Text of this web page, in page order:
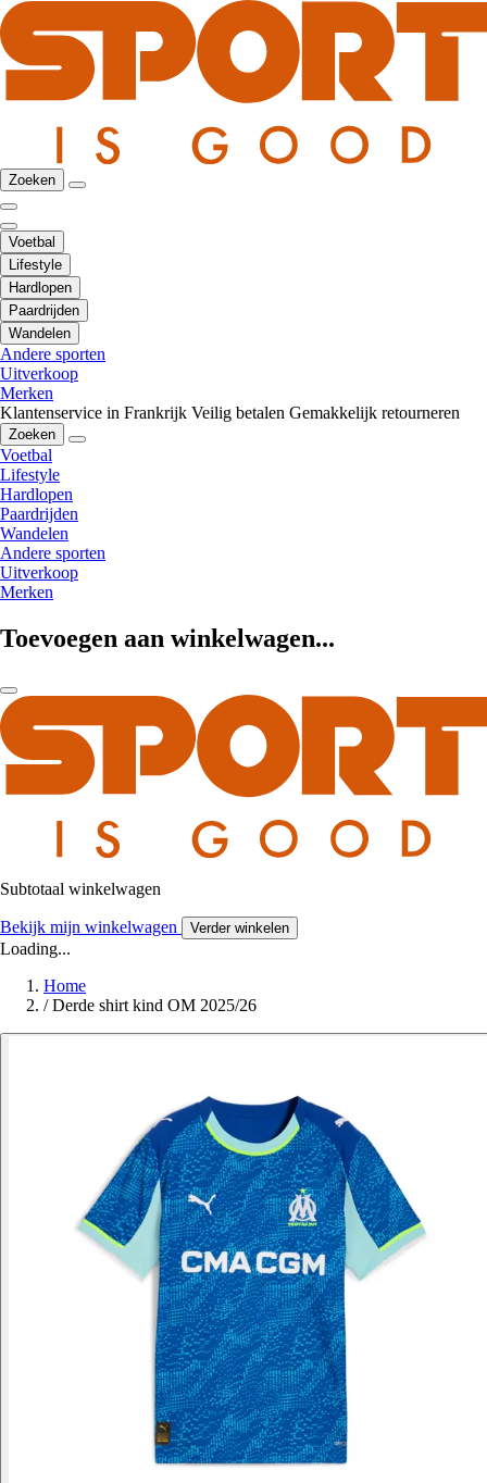
Zoeken
Voetbal
Lifestyle
Hardlopen
Paardrijden
Wandelen
Andere sporten
Uitverkoop
Merken
Klantenservice in Frankrijk Veilig betalen Gemakkelijk retourneren
Zoeken
Voetbal
Lifestyle
Hardlopen
Paardrijden
Wandelen
Andere sporten
Uitverkoop
Merken
Toevoegen aan winkelwagen...
Subtotaal winkelwagen
Bekijk mijn winkelwagen Verder winkelen
Loading...
Home
/ Derde shirt kind OM 2025/26